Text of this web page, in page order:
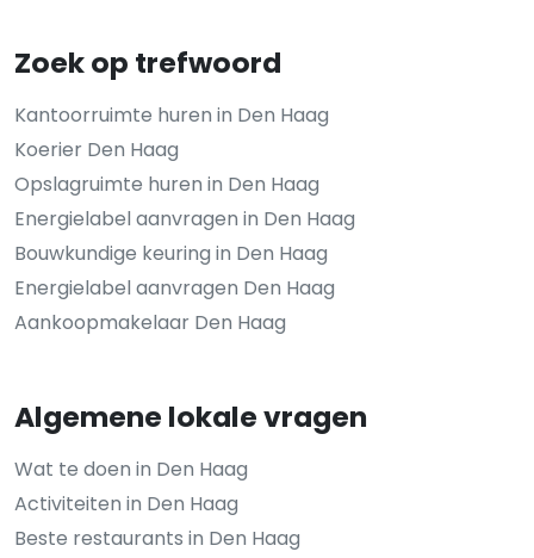
Zoek op trefwoord
Kantoorruimte huren in Den Haag
Koerier Den Haag
Opslagruimte huren in Den Haag
Energielabel aanvragen in Den Haag
Bouwkundige keuring in Den Haag
Energielabel aanvragen Den Haag
Aankoopmakelaar Den Haag
Algemene lokale vragen
Wat te doen in Den Haag
Activiteiten in Den Haag
Beste restaurants in Den Haag